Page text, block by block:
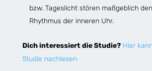
bzw. Tageslicht stören maßgeblich
Rhythmus der inneren Uhr.
Dich interessiert die Studie? Hier
Studie nachlesen